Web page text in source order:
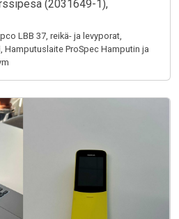
(2031649-1),
LBB 37, reikä- ja levyporat,
Hamputuslaite ProSpec Hamputin ja